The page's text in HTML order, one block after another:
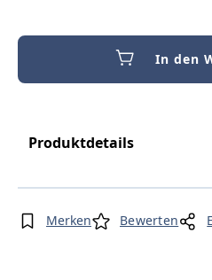
In den
Produktdetails
Merken Bewerten